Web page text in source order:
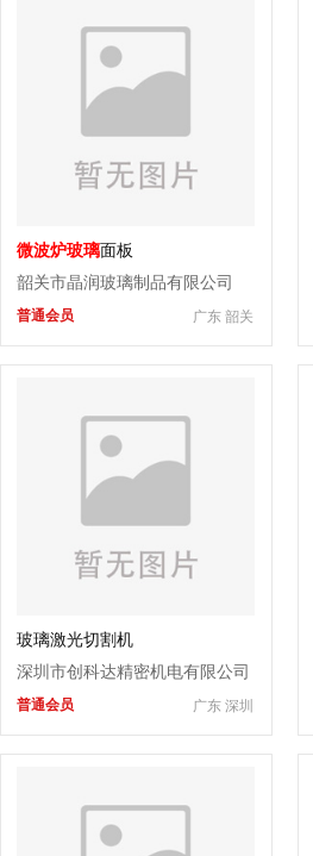
微波炉玻璃面板
韶关市晶润玻璃制品有限公司
广东 韶关
普通会员
玻璃激光切割机
深圳市创科达精密机电有限公司
广东 深圳
普通会员